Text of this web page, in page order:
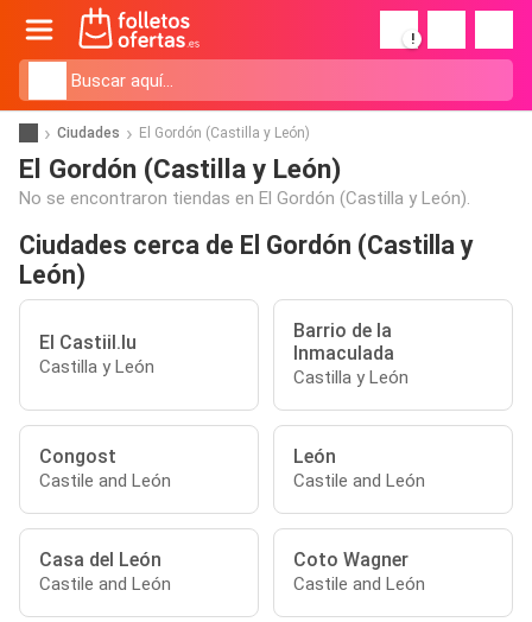
!
Ciudades El Gordón (Castilla y León)
El Gordón (Castilla y León)
No se encontraron tiendas en El Gordón (Castilla y León).
Ciudades cerca de El Gordón (Castilla y
León)
El Castiil.lu
Castilla y León
Barrio de la
Inmaculada
Castilla y León
Congost
Castile and León
León
Castile and León
Casa del León
Castile and León
Coto Wagner
Castile and León